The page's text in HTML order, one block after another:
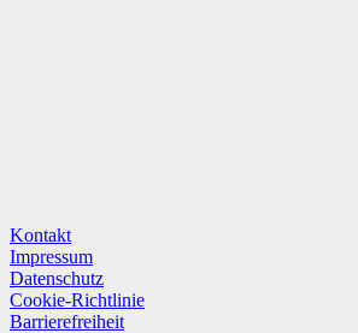
Kontakt
Impressum
Datenschutz
Cookie-Richtlinie
Barrierefreiheit